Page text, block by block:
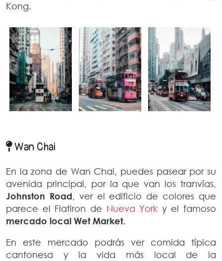
Kong.
Wan Chai
En la zona de Wan Chai, puedes pasear por su
avenida principal, por la que van los tranvías,
Johnston Road, ver el edificio de colores que
parece el Flatiron de Nueva York y el famoso
mercado local Wet Market.
En este mercado podrás ver comida típica
cantonesa y la vida más local de la